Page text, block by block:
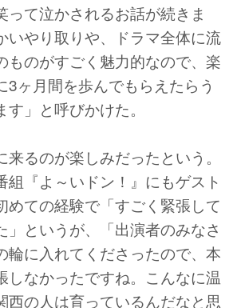
って泣かされるお話が続きま
いやり取りや、ドラマ全体に流
ものがすごく魅力的なので、楽
3ヶ月間を歩んでもらえたらう
」と呼びかけた。
るのが楽しみだったという。
組『よ～いドン！』にもゲスト
めての経験で「すごく緊張して
」というが、「出演者のみなさ
輪に入れてくださったので、本
しなかったですね。こんなに温
西の人は育っているんだなと思